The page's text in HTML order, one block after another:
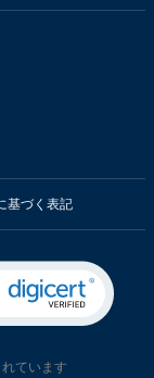
基づく表記
ています